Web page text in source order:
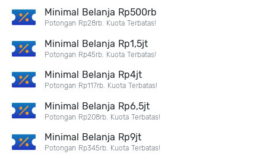
Minimal Belanja Rp500rb
Potongan Rp28rb. Kuota Terbatas!
Minimal Belanja Rp1,5jt
Potongan Rp45rb. Kuota Terbatas!
Minimal Belanja Rp4jt
Potongan Rp117rb. Kuota Terbatas!
Minimal Belanja Rp6,5jt
Potongan Rp208rb. Kuota Terbatas!
Minimal Belanja Rp9jt
Potongan Rp345rb. Kuota Terbatas!